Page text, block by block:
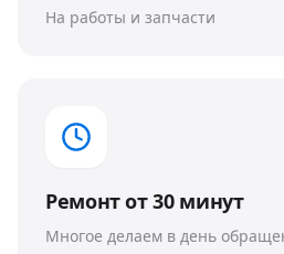
На работы и запчасти
Ремонт от 30 минут
Многое делаем в день